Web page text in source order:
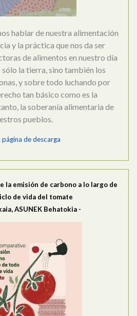
hablar de nuestra alimentación
y la práctica que nos da ser
de alimentos en nuestro día
sólo la tierra, sino también los
y sobre todo luchando por
tan básico como es la
la soberanía alimentaria de
pueblos.
página de descarga
la emisión de carbono a lo largo de
de vida del tomate
ASUNEK Behatokia -